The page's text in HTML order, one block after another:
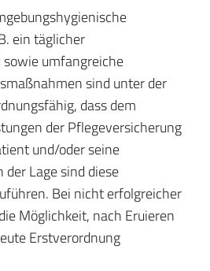
ein täglicher
umfangreiche
sind unter der
dass dem
der Pflegeversicherung
und/oder seine
Lage sind diese
Bei nicht erfolgreicher
Möglichkeit, nach Eruieren
Erstverordnung